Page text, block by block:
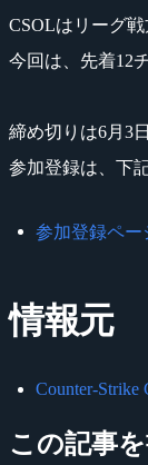
CSOLはリーグ戦
今回は、先着12
締め切りは6月3
参加登録は、下
参加登録ペー
情報元
Counter-Strike
この記事